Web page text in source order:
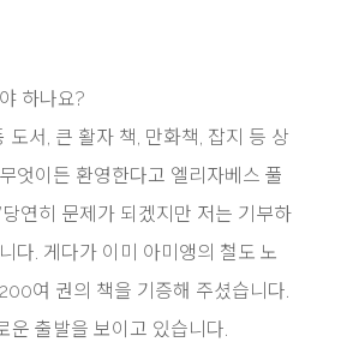
하나요?
도서, 큰 활자 책, 만화책, 잡지 등 상
엇이든 환영한다고 엘리자베스 풀
당연히 문제가 되겠지만 저는 기부하
다. 게다가 이미 아미앵의 철도 노
여 권의 책을 기증해 주셨습니다.
운 출발을 보이고 있습니다.